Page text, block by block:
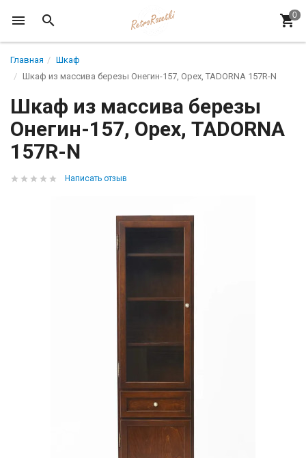
Главная
Шкаф
Шкаф из массива березы Онегин-157, Орех, TADORNA 157R-N
Шкаф из массива березы
Онегин-157, Орех, TADORNA
157R-N
Написать отзыв